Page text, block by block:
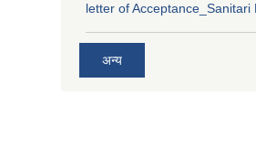
letter of Acceptance_Sanitari
अन्य